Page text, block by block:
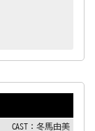
CAST：冬馬由美